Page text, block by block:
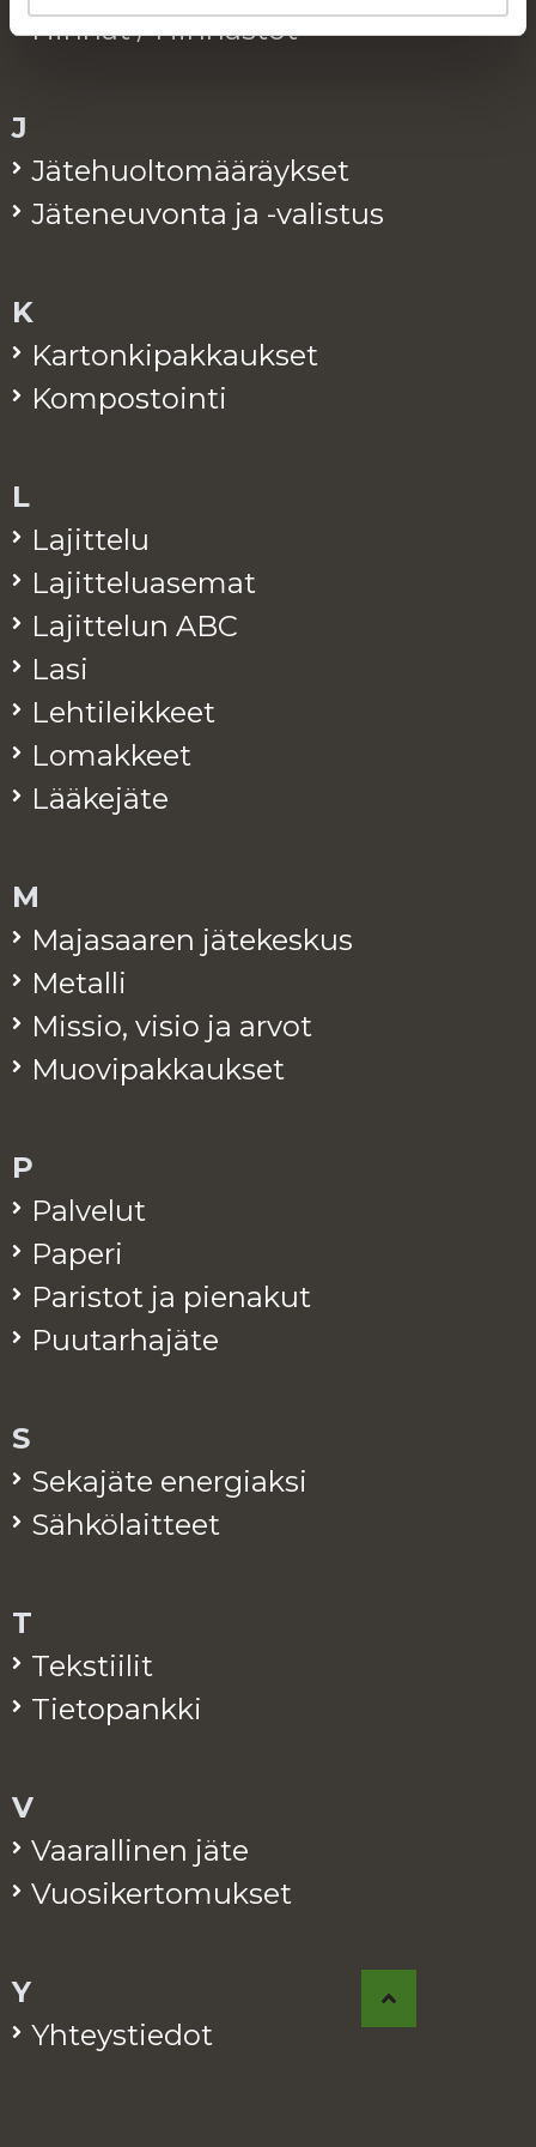
Hin­nat / Hin­nas­tot
J
Jä­te­huol­to­mää­räyk­set
Jä­te­neu­von­ta ja -va­lis­tus
K
Kar­ton­ki­pak­kauk­set
Kom­pos­toin­ti
L
La­jit­te­lu
La­jit­te­lua­se­mat
La­jit­te­lun ABC
Lasi
Leh­ti­leik­keet
Lo­mak­keet
Lää­ke­jä­te
M
Ma­ja­saa­ren jä­te­kes­kus
Me­tal­li
Mis­sio, visio ja arvot
Muo­vi­pak­kauk­set
P
Pal­ve­lut
Pa­pe­ri
Pa­ris­tot ja pie­na­kut
Puu­tar­ha­jä­te
S
Se­ka­jä­te ener­giak­si
Säh­kö­lait­teet
T
Teks­tii­lit
Tie­to­pank­ki
V
Vaa­ral­li­nen jäte
Vuo­si­ker­to­muk­set
Y
Yh­teys­tie­dot